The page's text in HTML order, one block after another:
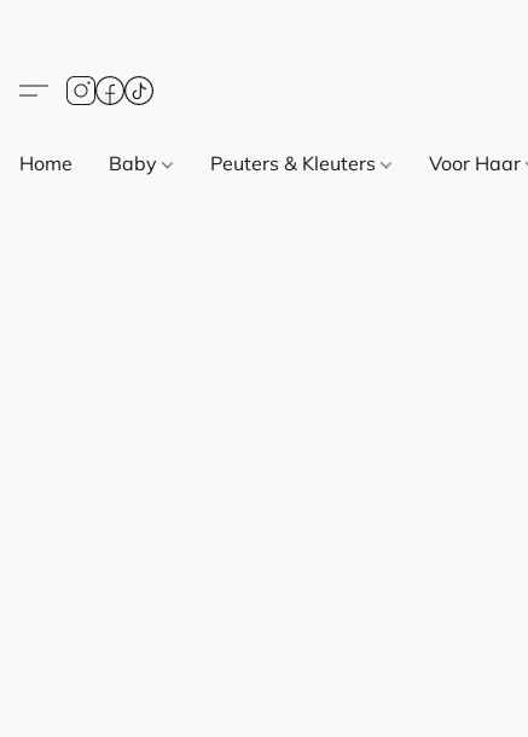
Home Baby Peuters & Kleuters Voor Haar